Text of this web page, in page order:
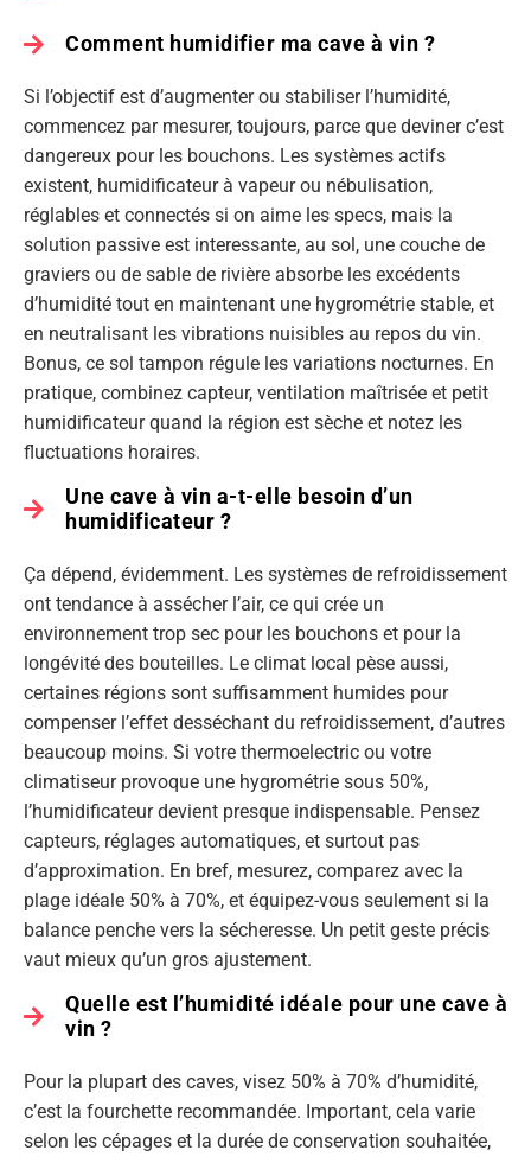
Comment humidifier ma cave à vin ?
Si l’objectif est d’augmenter ou stabiliser l’humidité,
commencez par mesurer, toujours, parce que deviner c’est
dangereux pour les bouchons. Les systèmes actifs
existent, humidificateur à vapeur ou nébulisation,
réglables et connectés si on aime les specs, mais la
solution passive est interessante, au sol, une couche de
graviers ou de sable de rivière absorbe les excédents
d’humidité tout en maintenant une hygrométrie stable, et
en neutralisant les vibrations nuisibles au repos du vin.
Bonus, ce sol tampon régule les variations nocturnes. En
pratique, combinez capteur, ventilation maîtrisée et petit
humidificateur quand la région est sèche et notez les
fluctuations horaires.
Une cave à vin a-t-elle besoin d’un
humidificateur ?
Ça dépend, évidemment. Les systèmes de refroidissement
ont tendance à assécher l’air, ce qui crée un
environnement trop sec pour les bouchons et pour la
longévité des bouteilles. Le climat local pèse aussi,
certaines régions sont suffisamment humides pour
compenser l’effet desséchant du refroidissement, d’autres
beaucoup moins. Si votre thermoelectric ou votre
climatiseur provoque une hygrométrie sous 50%,
l’humidificateur devient presque indispensable. Pensez
capteurs, réglages automatiques, et surtout pas
d’approximation. En bref, mesurez, comparez avec la
plage idéale 50% à 70%, et équipez-vous seulement si la
balance penche vers la sécheresse. Un petit geste précis
vaut mieux qu’un gros ajustement.
Quelle est l’humidité idéale pour une cave à
vin ?
Pour la plupart des caves, visez 50% à 70% d’humidité,
c’est la fourchette recommandée. Important, cela varie
selon les cépages et la durée de conservation souhaitée,